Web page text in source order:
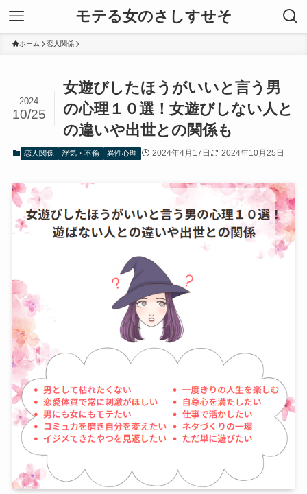
モテる女のさしすせそ
ホーム 恋人関係
女遊びしたほうがいいと言う男
の心理１０選！女遊びしない人と
の違いや出世との関係も
2024
10/25
恋人関係 浮気・不倫 異性心理 2024年4月17日 2024年10月25日